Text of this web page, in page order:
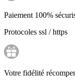
Paiement 100%
Protocoles ssl / https
Votre fidélité